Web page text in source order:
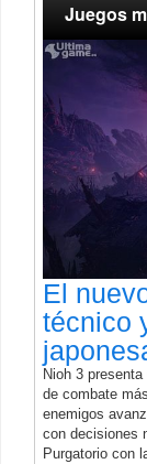
Juegos
El
técnico
Nioh 3
de combate
enemigos
con decisiones
Purgatorio con